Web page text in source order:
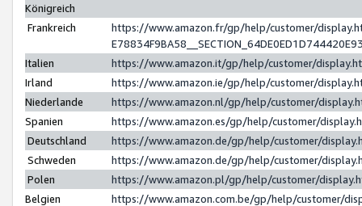
Königreich
Frankreich
https://www.amazon.fr/gp/help/customer/
Italien
https://www.amazon.it/gp/help/customer/
Irland
https://www.amazon.ie/gp/help/customer/
Niederlande
https://www.amazon.nl/gp/help/customer/
Spanien
https://www.amazon.es/gp/help/customer/
Deutschland
https://www.amazon.de/gp/help/customer/
Schweden
https://www.amazon.de/gp/help/customer/
Polen
https://www.amazon.pl/gp/help/customer/
Belgien
https://www.amazon.com.be/gp/help/customer/